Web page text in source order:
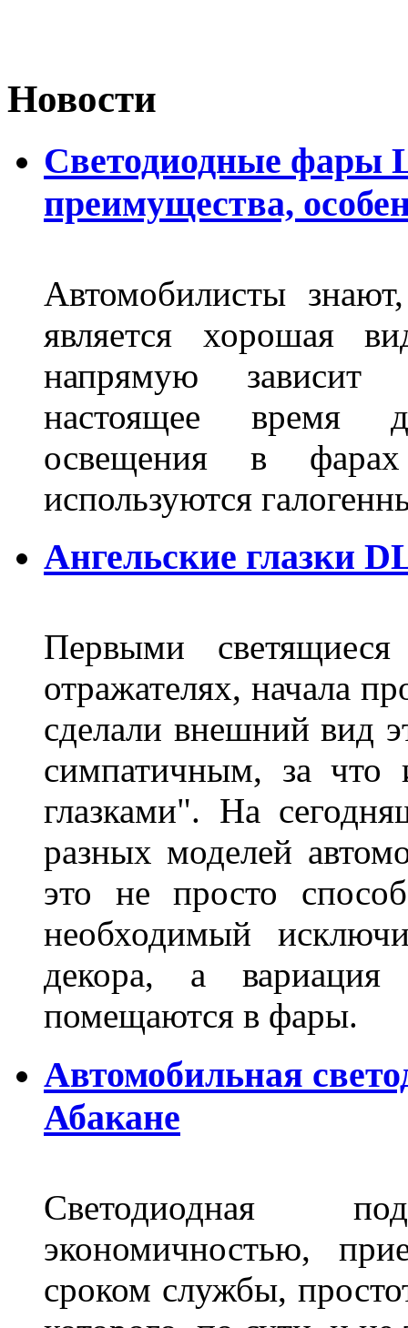
Новости
Светодиодные фары
преимущества,
Автомобилисты
является хорошая
напрямую зависит
настоящее время
освещения в
используются
Ангельские глазки
Первыми
отражателях, начала
сделали внешний вид
симпатичным, за что
глазками". На
разных моделей
это не просто
необходимый
декора, а вариация
помещаются в фары.
Автомобильная
Абакане
Светодиодная
экономичностью,
сроком службы,